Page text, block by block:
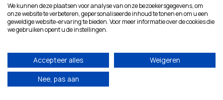
We kunnen deze plaatsen voor analyse van onze bezoekersgegevens, om
onze website te verbeteren, gepersonaliseerde inhoud te tonen en om u een
geweldige website-ervaring te bieden. Voor meer informatie over de cookies die
we gebruiken opent u de instellingen.
Accepteer alles
Weigeren
Nee, pas aan